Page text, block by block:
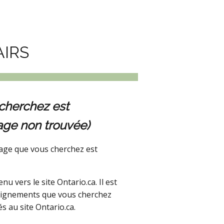
est
non trouvée)
que vous cherchez est
vers le site Ontario.ca. Il est
que vous cherchez
au site Ontario.ca.